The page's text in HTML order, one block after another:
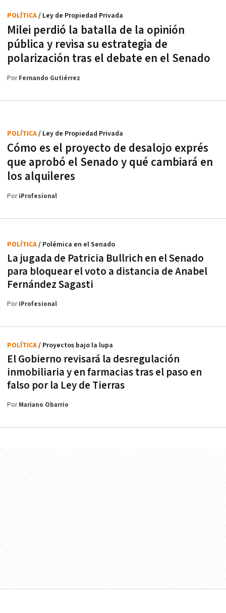
Milei perdió la batalla de la opinión
pública y revisa su estrategia de
polarización tras el debate en el Senado
POLÍTICA/ Ley de Propiedad Privada
PorFernando Gutiérrez
Cómo es el proyecto de desalojo exprés
que aprobó el Senado y qué cambiará en
los alquileres
POLÍTICA/ Ley de Propiedad Privada
PoriProfesional
La jugada de Patricia Bullrich en el Senado
para bloquear el voto a distancia de Anabel
Fernández Sagasti
POLÍTICA/ Polémica en el Senado
PoriProfesional
El Gobierno revisará la desregulación
inmobiliaria y en farmacias tras el paso en
falso por la Ley de Tierras
POLÍTICA/ Proyectos bajo la lupa
PorMariano Obarrio